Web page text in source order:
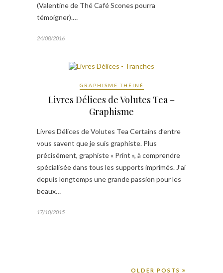
(Valentine de Thé Café Scones pourra
témoigner).…
24/08/2016
GRAPHISME THÉINÉ
Livres Délices de Volutes Tea –
Graphisme
Livres Délices de Volutes Tea Certains d’entre
vous savent que je suis graphiste. Plus
précisément, graphiste « Print », à comprendre
spécialisée dans tous les supports imprimés. J’ai
depuis longtemps une grande passion pour les
beaux…
17/10/2015
OLDER POSTS